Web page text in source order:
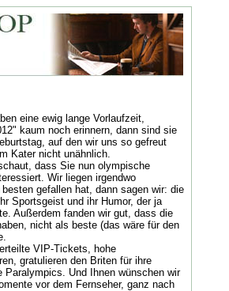
eine ewig lange Vorlaufzeit,
kaum noch erinnern, dann sind sie
auf den wir uns so gefreut
Kater nicht unähnlich.
dass Sie nun olympische
Wir liegen irgendwo
gefallen hat, dann sagen wir: die
Sportsgeist und ihr Humor, der ja
Außerdem fanden wir gut, dass die
nicht als beste (das wäre für den
VIP-Tickets, hohe
gratulieren den Briten für ihre
Und Ihnen wünschen wir
vor dem Fernseher, ganz nach